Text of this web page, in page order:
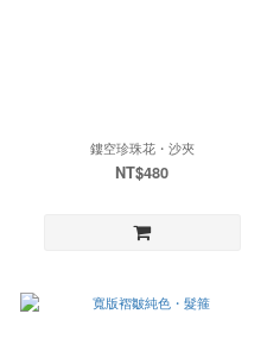
鏤空珍珠花・沙夾
NT$480